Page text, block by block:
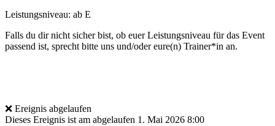
Leistungsniveau: ab E
Falls du dir nicht sicher bist, ob euer Leistungsniveau für das Event
passend ist, sprecht bitte uns und/oder eure(n) Trainer*in an.
❌ Ereignis abgelaufen
Dieses Ereignis ist am abgelaufen 1. Mai 2026 8:00